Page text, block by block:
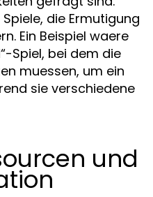
die Ermutigung
Ein Beispiel waere
Spiel, bei dem die
muessen, um ein
sie verschiedene
und